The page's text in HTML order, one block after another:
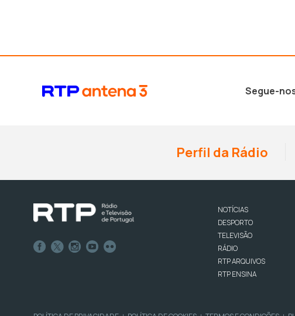
Segue-
Perfil da Rádio
NOTÍCIAS
DESPORTO
TELEVISÃO
RÁDIO
RTP ARQUIVOS
RTP ENSINA